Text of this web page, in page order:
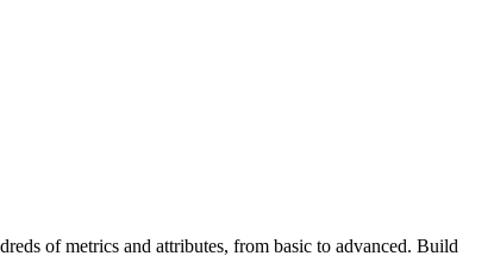
of metrics and attributes, from basic to advanced. Build